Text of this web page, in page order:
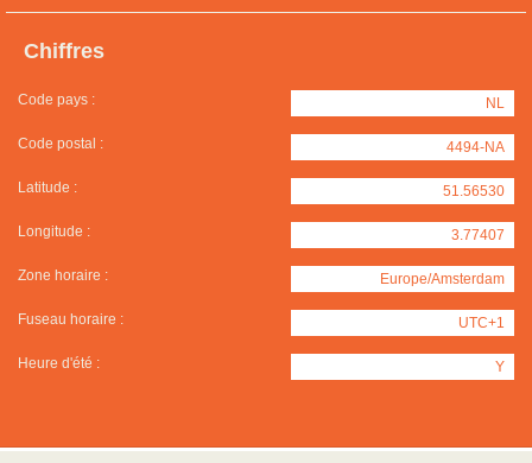
Chiffres
Code pays : NL
Code postal : 4494-NA
Latitude : 51.56530
Longitude : 3.77407
Zone horaire : Europe/Amsterdam
Fuseau horaire : UTC+1
Heure d'été : Y